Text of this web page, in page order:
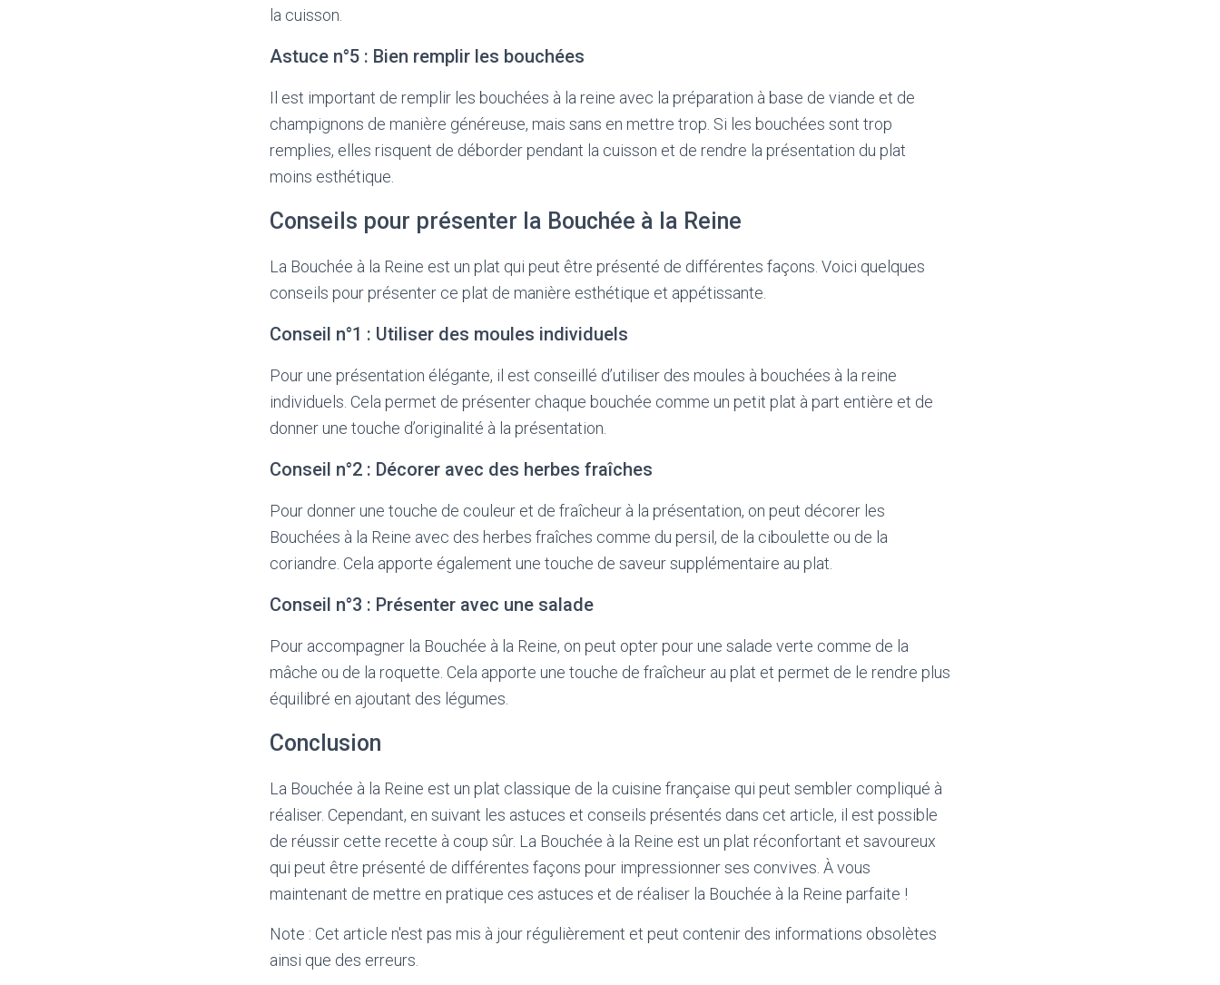
la cuisson.
Astuce n°5 : Bien remplir les bouchées
Il est important de remplir les bouchées à la reine avec la préparation à base de viande et de
champignons de manière généreuse, mais sans en mettre trop. Si les bouchées sont trop
remplies, elles risquent de déborder pendant la cuisson et de rendre la présentation du plat
moins esthétique.
Conseils pour présenter la Bouchée à la Reine
La Bouchée à la Reine est un plat qui peut être présenté de différentes façons. Voici quelques
conseils pour présenter ce plat de manière esthétique et appétissante.
Conseil n°1 : Utiliser des moules individuels
Pour une présentation élégante, il est conseillé d’utiliser des moules à bouchées à la reine
individuels. Cela permet de présenter chaque bouchée comme un petit plat à part entière et de
donner une touche d’originalité à la présentation.
Conseil n°2 : Décorer avec des herbes fraîches
Pour donner une touche de couleur et de fraîcheur à la présentation, on peut décorer les
Bouchées à la Reine avec des herbes fraîches comme du persil, de la ciboulette ou de la
coriandre. Cela apporte également une touche de saveur supplémentaire au plat.
Conseil n°3 : Présenter avec une salade
Pour accompagner la Bouchée à la Reine, on peut opter pour une salade verte comme de la
mâche ou de la roquette. Cela apporte une touche de fraîcheur au plat et permet de le rendre plus
équilibré en ajoutant des légumes.
Conclusion
La Bouchée à la Reine est un plat classique de la cuisine française qui peut sembler compliqué à
réaliser. Cependant, en suivant les astuces et conseils présentés dans cet article, il est possible
de réussir cette recette à coup sûr. La Bouchée à la Reine est un plat réconfortant et savoureux
qui peut être présenté de différentes façons pour impressionner ses convives. À vous
maintenant de mettre en pratique ces astuces et de réaliser la Bouchée à la Reine parfaite !
Note : Cet article n'est pas mis à jour régulièrement et peut contenir des informations obsolètes
ainsi que des erreurs.